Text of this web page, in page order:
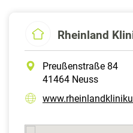
Rheinland
Preußenstraße 84
41464 Neuss